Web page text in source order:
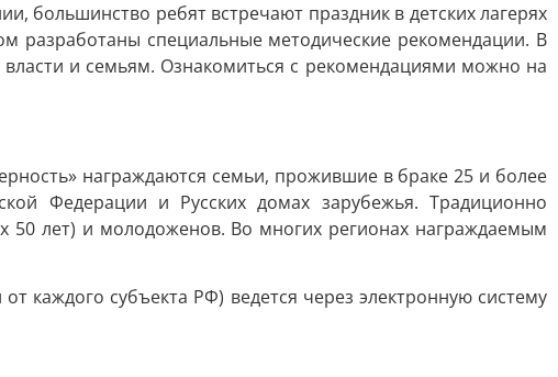
большинство ребят встречают праздник в детских лагерях
разработаны специальные методические рекомендации. В
и семьям. Ознакомиться с рекомендациями можно на
награждаются семьи, прожившие в браке 25 и более
Федерации и Русских домах зарубежья. Традиционно
50 лет) и молодоженов. Во многих регионах награждаемым
каждого субъекта РФ) ведется через электронную систему